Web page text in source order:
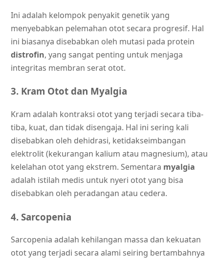
Ini adalah kelompok penyakit genetik yang
menyebabkan pelemahan otot secara progresif. Hal
ini biasanya disebabkan oleh mutasi pada protein
distrofin, yang sangat penting untuk menjaga
integritas membran serat otot.
3. Kram Otot dan Myalgia
Kram adalah kontraksi otot yang terjadi secara tiba-
tiba, kuat, dan tidak disengaja. Hal ini sering kali
disebabkan oleh dehidrasi, ketidakseimbangan
elektrolit (kekurangan kalium atau magnesium), atau
kelelahan otot yang ekstrem. Sementara myalgia
adalah istilah medis untuk nyeri otot yang bisa
disebabkan oleh peradangan atau cedera.
4. Sarcopenia
Sarcopenia adalah kehilangan massa dan kekuatan
otot yang terjadi secara alami seiring bertambahnya